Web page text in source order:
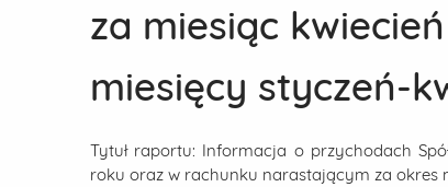
za miesiąc
miesięcy styczeń-
Tytuł raportu: Informacja o przychodach
roku oraz w rachunku narastającym za okres